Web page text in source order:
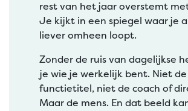
rest van het jaar overstemt
Je kijkt in een spiegel waar je
liever omheen loopt.
Zonder de ruis van dagelijkse
je wie je werkelijk bent. Niet de
functietitel, niet de coach of
Maar de mens. En dat beeld